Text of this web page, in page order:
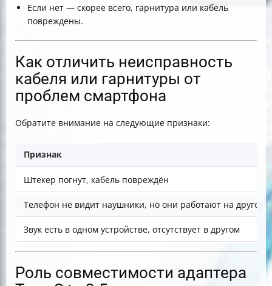
Если нет — скорее всего, гарнитура или кабель
повреждены.
Как отличить неисправность
кабеля или гарнитуры от
проблем смартфона
Обратите внимание на следующие признаки:
Признак
Штекер погнут, кабель повреждён
Телефон не видит наушники, но они работают на другом
Звук есть в одном устройстве, отсутствует в другом
Роль совместимости адаптера